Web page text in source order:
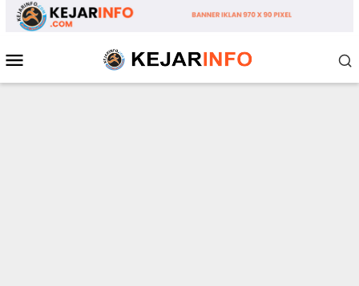
Loncat
Mobile